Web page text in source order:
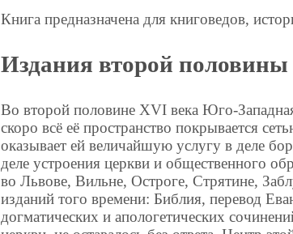
Книга предназначена для книговедов,
Издания второй
Во второй половине XVI века Юго-
скоро всё её пространство покрывается
оказывает ей величайшую услугу в деле
деле устроения церкви и общественного
во Львове, Вильне, Остроге, Стрятине,
изданий того времени: Библия, перевод
догматических и апологетических